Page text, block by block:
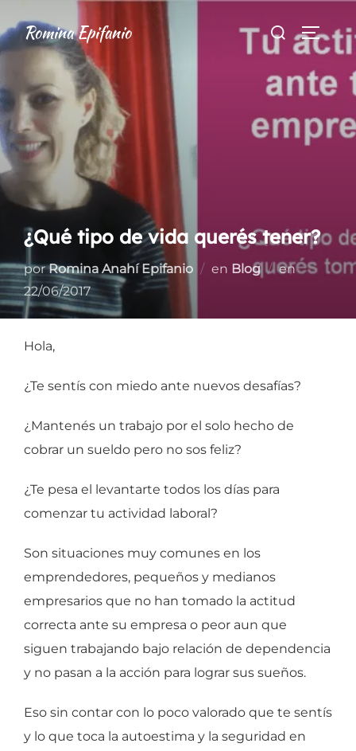
al
contenido
Romina Epifanio Buscar:
¿Qué tipo de vida querés tener?
porRomina Anahí Epifanio en Blog en
22/06/2017
Hola,
¿Te sentís con miedo ante nuevos desafías?
¿Mantenés un trabajo por el solo hecho de
cobrar un sueldo pero no sos feliz?
¿Te pesa el levantarte todos los días para
comenzar tu actividad laboral?
Son situaciones muy comunes en los
emprendedores, pequeños y medianos
empresarios que no han tomado la actitud
correcta ante su empresa o peor aun que
siguen trabajando bajo relación de dependencia
y no pasan a la acción para lograr sus sueños.
Eso sin contar con lo poco valorado que te sentís
y lo que toca la autoestima y la seguridad en